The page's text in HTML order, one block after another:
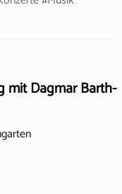
mit Dagmar Barth-